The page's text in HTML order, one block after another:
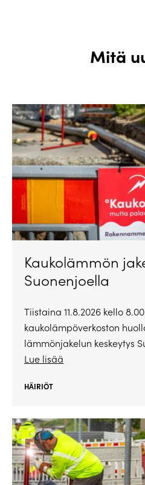
Mitä
Kaukolämmön
Suonenjoella
Tiistaina 11.8.2026 kello
kaukolämpöverkoston
lämmönjakelun keskeytys
Lue lisää
HÄIRIÖT